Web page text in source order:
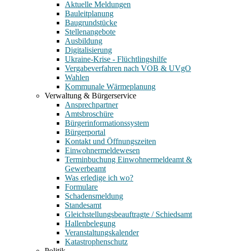
Aktuelle Meldungen
Bauleitplanung
Baugrundstücke
Stellenangebote
Ausbildung
Digitalisierung
Ukraine-Krise - Flüchtlingshilfe
Vergabeverfahren nach VOB & UVgO
Wahlen
Kommunale Wärmeplanung
Verwaltung & Bürgerservice
Ansprechpartner
Amtsbroschüre
Bürgerinformationssystem
Bürgerportal
Kontakt und Öffnungszeiten
Einwohnermeldewesen
Terminbuchung Einwohnermeldeamt &
Gewerbeamt
Was erledige ich wo?
Formulare
Schadensmeldung
Standesamt
Gleichstellungsbeauftragte / Schiedsamt
Hallenbelegung
Veranstaltungskalender
Katastrophenschutz